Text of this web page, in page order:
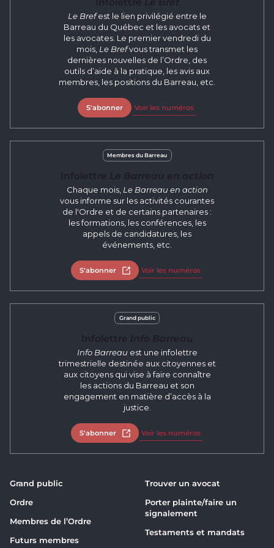
Le Brefest le lien privilégié entre le
Barreau du Québec et les avocats et
les avocates. Le premier vendredi du
mois, Le Brefvous transmet les
dernières nouvelles de l’Ordre, des
outils d’aide à la pratique, les avis aux
membres, les positions du Barreau, etc.
S'abonner Voir les numéros
Membres du Barreau
Chaque mois, Le Barreau en action
vous informe sur les activités courantes
de l'Ordre et de certains partenaires :
les formations, les conférences, les
appels de candidatures, les
événements, etc.
S'abonner Ouvrir dans un nouvel onglet
Voir les numéros
Grand public
Info Barreau est une infolettre
trimestrielle destinée aux citoyennes et
aux citoyens qui vise à faire connaître
les actions du Barreau et son
engagement en matière d’accès à la
justice.
S'abonner Ouvrir dans un nouvel onglet
Voir les numéros
Grand public
Ordre
Membres de l’Ordre
Futurs membres
Trouver un avocat
Porter plainte/faire un
signalement
Testaments et mandats